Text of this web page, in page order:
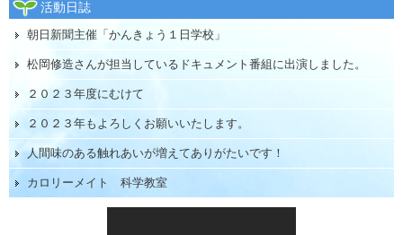
活動日誌
朝日新聞主催「かんきょう１日学校」
松岡修造さんが担当しているドキュメント番組に出演しました。
２０２３年度にむけて
２０２３年もよろしくお願いいたします。
人間味のある触れあいが増えてありがたいです！
カロリーメイト 科学教室